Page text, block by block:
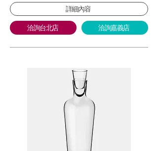
詳細內容
洽詢台北店 洽詢嘉義店